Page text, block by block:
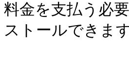
料金を支払う必
ストールできま